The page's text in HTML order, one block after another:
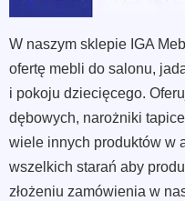
W naszym sklepie IGA
ofertę mebli do salonu,
i pokoju dziecięcego.
dębowych, narożniki
wiele innych produktów w
wszelkich starań aby
złożeniu zamówienia w